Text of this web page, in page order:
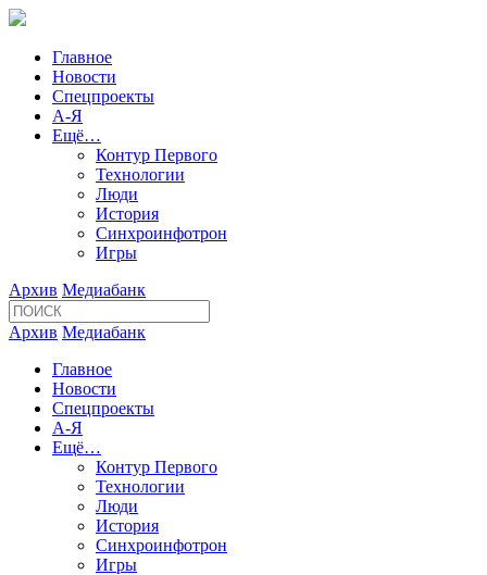
Главное
Новости
Спецпроекты
А-Я
Ещё…
Контур Первого
Технологии
Люди
История
Синхроинфотрон
Игры
Архив Медиабанк
Архив Медиабанк
Главное
Новости
Спецпроекты
А-Я
Ещё…
Контур Первого
Технологии
Люди
История
Синхроинфотрон
Игры